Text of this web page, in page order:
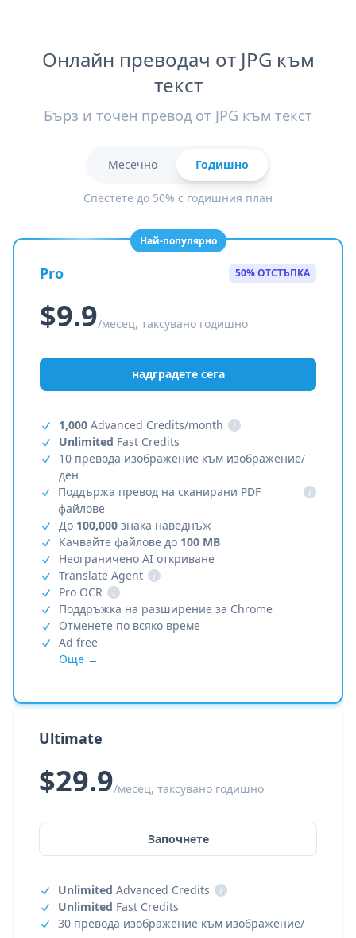
Онлайн преводач от JPG към
текст
Бърз и точен превод от JPG към текст
Месечно Годишно
Спестете до 50% с годишния план
Най-популярно
Pro 50% ОТСТЪПКА
$9.9/месец, таксувано годишно
надградете сега
1,000 Advanced Credits/month
i
Unlimited Fast Credits
10 превода изображение към изображение/
ден
Поддържа превод на сканирани PDF
файлове
i
До 100,000 знака наведнъж
Качвайте файлове до 100 MB
Неограничено AI откриване
Translate Agent
i
Pro OCR
i
Поддръжка на разширение за Chrome
Отменете по всяко време
Ad free
Още →
Ultimate
$29.9/месец, таксувано годишно
Започнете
Unlimited Advanced Credits
i
Unlimited Fast Credits
30 превода изображение към изображение/